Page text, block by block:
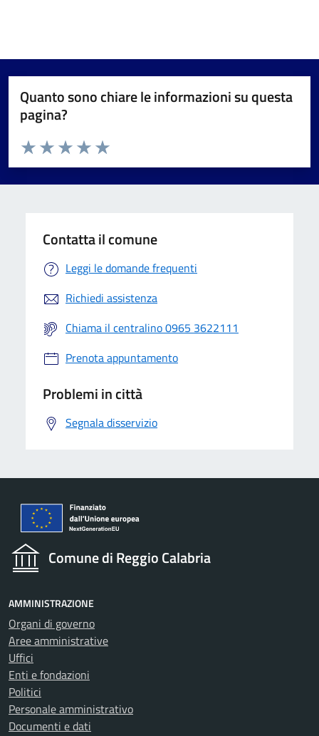
Quanto sono chiare le informazioni su questa
pagina?
Valuta da 1 a 5 stelle la pagina
Valuta 5 stelle su 5
Valuta 4 stelle su 5
Valuta 3 stelle su 5
Valuta 2 stelle su 5
Valuta 1 stelle su 5
Contatta il comune
Leggi le domande frequenti
Richiedi assistenza
Chiama il centralino 0965 3622111
Prenota appuntamento
Problemi in città
Segnala disservizio
Comune di Reggio Calabria
AMMINISTRAZIONE
Organi di governo
Aree amministrative
Uffici
Enti e fondazioni
Politici
Personale amministrativo
Documenti e dati